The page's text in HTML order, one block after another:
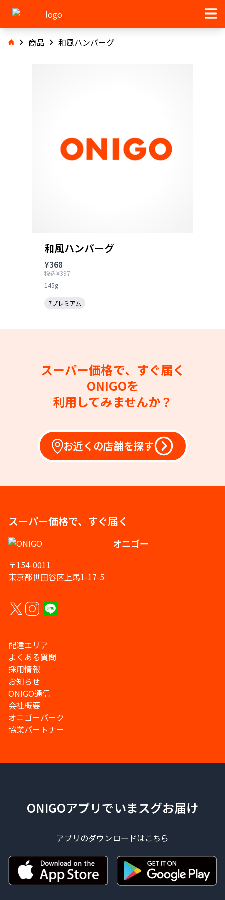
商品 和風ハンバーグ
和風ハンバーグ
¥368
税込¥397
145g
7プレミアム
スーパー価格で、すぐ届く
ONIGOを
利用してみませんか？
お近くの店舗を探す
スーパー価格で、すぐ届く
オニゴー
〒154-0011
東京都世田谷区上馬1-17-5
配達エリア
よくある質問
採用情報
お知らせ
ONIGO通信
会社概要
オニゴーパーク
協業パートナー
ONIGOアプリでいまスグお届け
アプリのダウンロードはこちら